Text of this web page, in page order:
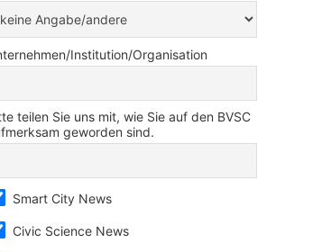
Institution/Organisation
teilen Sie uns mit, wie Sie auf den BVSC
geworden sind.
Smart City News
Civic Science News